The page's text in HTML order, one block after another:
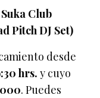
Club
Pitch DJ Set)
desde
hrs. y cuyo
. Puedes